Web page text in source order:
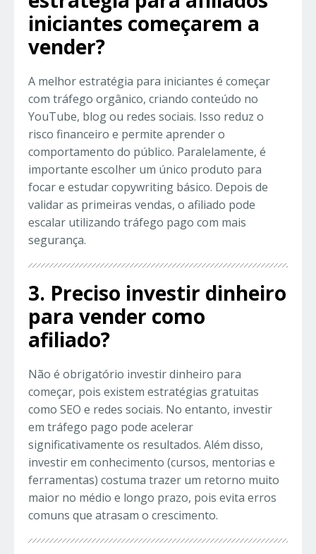
iniciantes começarem a
vender?
A melhor estratégia para iniciantes é começar
com tráfego orgânico, criando conteúdo no
YouTube, blog ou redes sociais. Isso reduz o
risco financeiro e permite aprender o
comportamento do público. Paralelamente, é
importante escolher um único produto para
focar e estudar copywriting básico. Depois de
validar as primeiras vendas, o afiliado pode
escalar utilizando tráfego pago com mais
segurança.
3. Preciso investir dinheiro
para vender como
afiliado?
Não é obrigatório investir dinheiro para
começar, pois existem estratégias gratuitas
como SEO e redes sociais. No entanto, investir
em tráfego pago pode acelerar
significativamente os resultados. Além disso,
investir em conhecimento (cursos, mentorias e
ferramentas) costuma trazer um retorno muito
maior no médio e longo prazo, pois evita erros
comuns que atrasam o crescimento.